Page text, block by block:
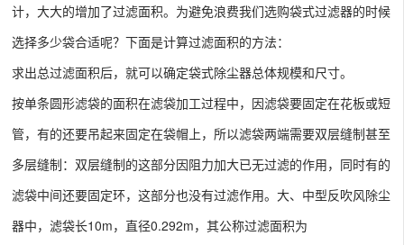
计，大大的增加了过滤面积。为避免浪费我们选购袋式过滤器的时候
选择多少袋合适呢？下面是计算过滤面积的方法：
求出总过滤面积后，就可以确定袋式除尘器总体规模和尺寸。
按单条圆形滤袋的面积在滤袋加工过程中，因滤袋要固定在花板或短
管，有的还要吊起来固定在袋帽上，所以滤袋两端需要双层缝制甚至
多层缝制：双层缝制的这部分因阻力加大已无过滤的作用，同时有的
滤袋中间还要固定环，这部分也没有过滤作用。大、中型反吹风除尘
器中，滤袋长10m，直径0.292m，其公称过滤面积为